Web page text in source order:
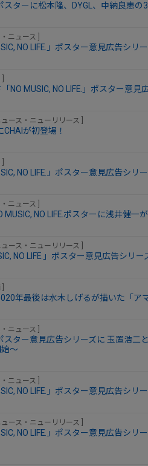
ポスターに松本隆、DYGL、中納良恵
ニュース ]
NO LIFE.」ポスター意見広告シリ
NO MUSIC, NO LIFE.」ポスター意
ース・ニューリリース ]
CHAIが初登場！
NO LIFE.」ポスター意見広告シリ
ニュース ]
NO LIFE.ポスターに浅井健一
ース・ニューリリース ]
NO LIFE.」ポスター意見広告シリー
2020年最後は水木しげるが描いた「ア
ニュース ]
ポスター意見広告シリーズに 玉置浩
〜
ニュース ]
NO LIFE.」ポスター意見広告シリ
ース・ニューリリース ]
NO LIFE.」ポスター意見広告シリ